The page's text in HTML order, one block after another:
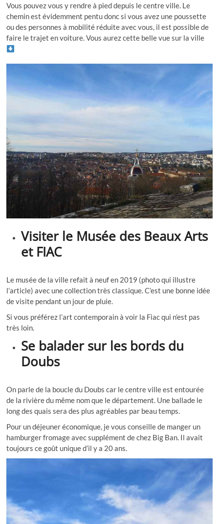
Vous pouvez vous y rendre à pied depuis le centre ville. Le
chemin est évidemment pentu donc si vous avez une poussette
ou des personnes à mobilité réduite avec vous, il est possible de
faire le trajet en voiture. Vous aurez cette belle vue sur la ville
Visiter le Musée des Beaux Arts
et FIAC
Le musée de la ville refait à neuf en 2019 (photo qui illustre
l’article) avec une collection très classique. C’est une bonne idée
de visite pendant un jour de pluie.
Si vous préférez l’art contemporain à voir la Fiac qui n’est pas
très loin.
Se balader sur les bords du
Doubs
On parle de la boucle du Doubs car le centre ville est entourée
de la rivière du même nom que le département. Une ballade le
long des quais sera des plus agréables par beau temps.
Pour un déjeuner économique, je vous conseille de manger un
hamburger fromage avec supplément de chez Big Ban. Il avait
toujours ce goût unique d’il y a 20 ans.